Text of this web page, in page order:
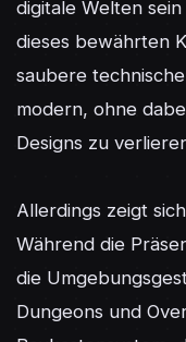
digitale Welten
dieses bewährten
saubere
modern, ohne
Designs zu
Allerdings zeigt
Während die
die
Dungeons und